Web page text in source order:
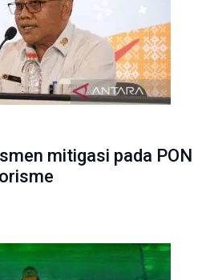
mitigasi pada PON